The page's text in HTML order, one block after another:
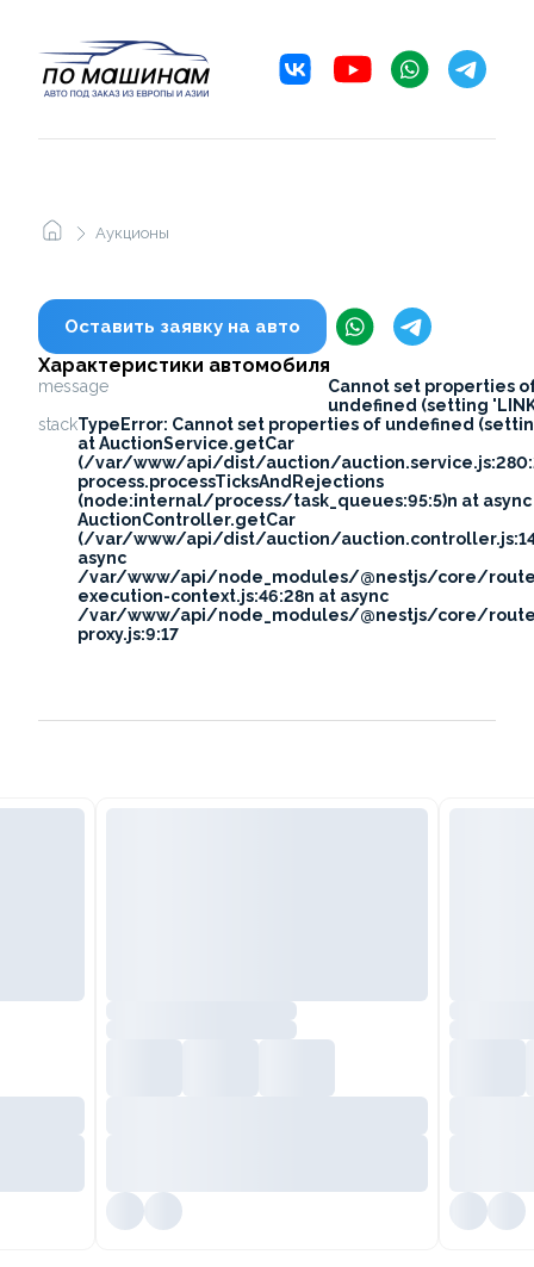
Аукционы
Оставить заявку на авто
Характеристики автомобиля
message
Cannot set properties
undefined (setting
stackTypeError: Cannot set properties of undefined
at AuctionService.getCar
(/var/www/api/dist/auction/
process.processTicksAndRejections
(node:internal/process/task_queues:95:5)n at async
AuctionController.getCar
(/var/www/api/dist/auction/
async
/var/www/api/node_modules/@nestjs/core/
execution-context.js:46:28n at async
/var/www/api/node_modules/@nestjs/core/
proxy.js:9:17